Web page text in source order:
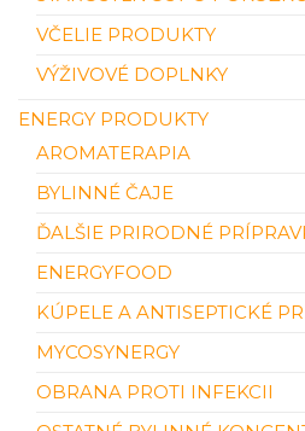
VČELIE PRODUKTY
VÝŽIVOVÉ DOPLNKY
ENERGY PRODUKTY
AROMATERAPIA
BYLINNÉ ČAJE
ĎALŠIE PRIRODNÉ
ENERGYFOOD
KÚPELE A ANTISEPTICKÉ
MYCOSYNERGY
OBRANA PROTI INFEKCII